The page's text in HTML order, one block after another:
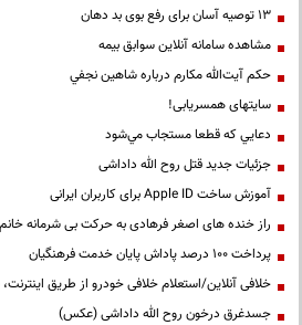
13 توصیه آسان برای رفع بوی بد دهان
مشاهده سامانه آنلاين سوابق بیمه
حكم آيت‌الله مكارم درباره شاهين نجفي
سایتهای همسریابی!
دعايي كه قطعا مستجاب مي‌شود
جزئیات جدید قتل روح الله داداشی
آموزش ساخت Apple ID برای کاربران ایرانی
راز خنده های اصغر فرهادی به حرکت بی شرمانه
پرداخت ۱۰۰ درصد پاداش پایان خدمت فرهنگیان
خلافی آنلاین/استعلام خلافی خودرو از طریق اینترنت،
جسدغرق درخون روح الله داداشی (عکس)